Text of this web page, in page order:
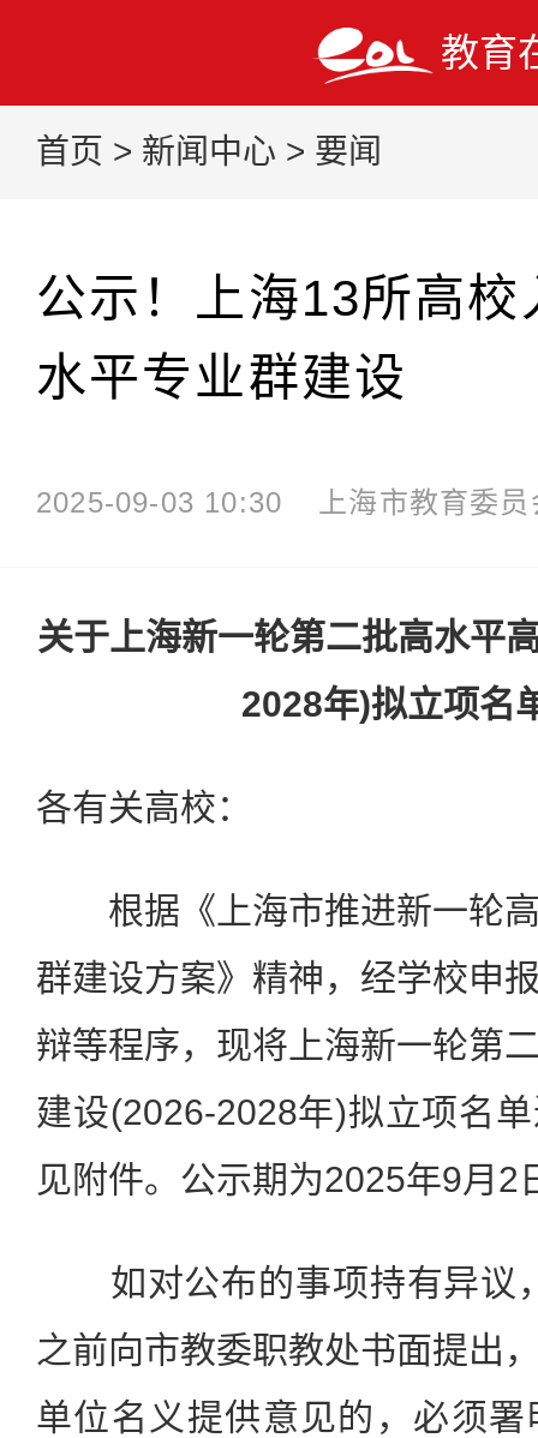
教育
首页 > 新闻中心 > 要闻
公示！上海13所高
水平专业群建设
2025-09-03 10:30 上海市教育委
关于上海新一轮第二批高水平
2028年)拟立项名
各有关高校：
根据《上海市推进新一轮高
群建设方案》精神，经学校申
辩等程序，现将上海新一轮第
建设(2026-2028年)拟立项名
见附件。公示期为2025年9月2
如对公布的事项持有异议
之前向市教委职教处书面提出
单位名义提供意见的，必须